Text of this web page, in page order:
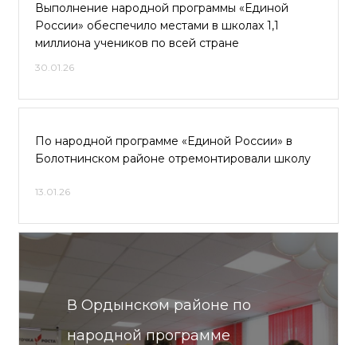
Выполнение народной программы «Единой
России» обеспечило местами в школах 1,1
миллиона учеников по всей стране
30.01.26
По народной программе «Единой России» в
Болотнинском районе отремонтировали школу
13.01.26
В Ордынском районе по
народной программе